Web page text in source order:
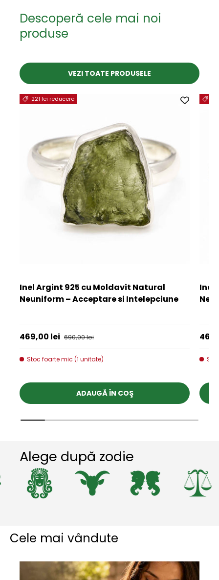
Descoperă cele mai noi
produse
VEZI TOATE PRODUSELE
221 lei reducere
Inel Argint 925 cu Moldavit Natural
Neuniform – Acceptare si Intelepciune
Preț de vânzare
469,00 lei Preț obișnuit
690,00 lei
Stoc foarte mic (1 unitate)
ADAUGĂ ÎN COŞ
Inel
Preț
Alege după zodie
Cele mai vândute